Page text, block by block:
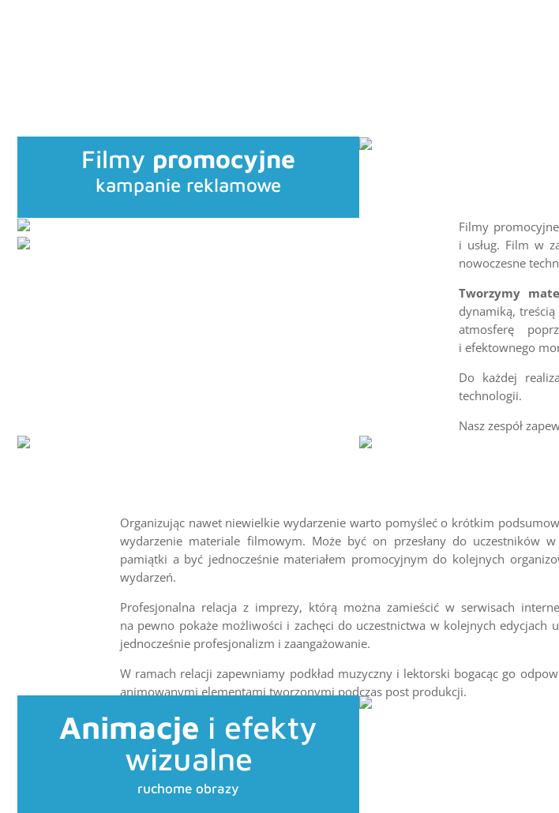
Filmy promocyjne
kampanie reklamowe
Filmy
i usług. Film w
nowoczesne
Tworzymy
dynamiką,
atmosferę
i efektownego
Do każdej
technologii.
Nasz zespół
Organizując nawet niewielkie wydarzenie warto pomyśleć o krótkim
wydarzenie materiale filmowym. Może być on przesłany do uczestników
pamiątki a być jednocześnie materiałem promocyjnym do kolejnych
wydarzeń.
Profesjonalna relacja z imprezy, którą można zamieścić w serwisach
na pewno pokaże możliwości i zachęci do uczestnictwa w kolejnych edycjach
jednocześnie profesjonalizm i zaangażowanie.
W ramach relacji zapewniamy podkład muzyczny i lektorski bogacąc go
animowanymi elementami tworzonymi podczas post produkcji.
Animacje i efekty
wizualne
ruchome obrazy